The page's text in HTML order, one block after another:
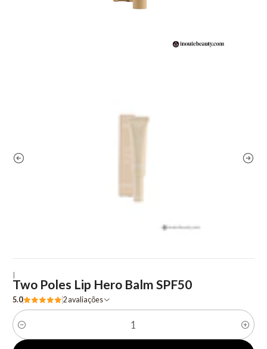
|
Two Poles Lip Hero Balm SPF50
5.0 2 avaliações
Quantidade